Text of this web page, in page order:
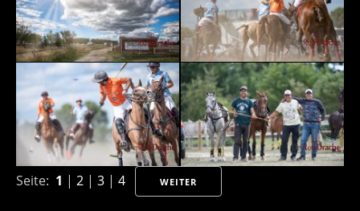
Seite: 1 | 2 | 3 | 4 WEITER